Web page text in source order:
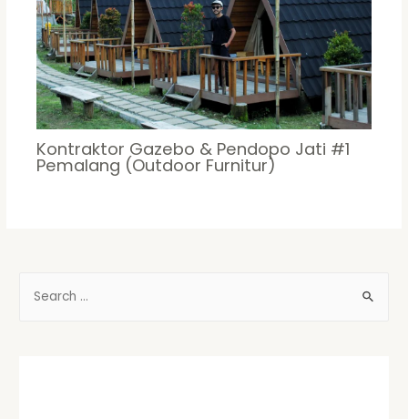
Kontraktor Gazebo & Pendopo Jati #1
Pemalang (Outdoor Furnitur)